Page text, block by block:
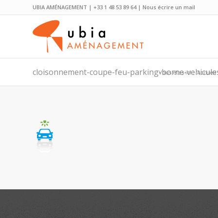
UBIA AMÉNAGEMENT | +33 1 48 53 89 64 | Nous écrire un mail
cloisonnement-coupe-feu-parking-borne-
Vous êtes ici : Accueil